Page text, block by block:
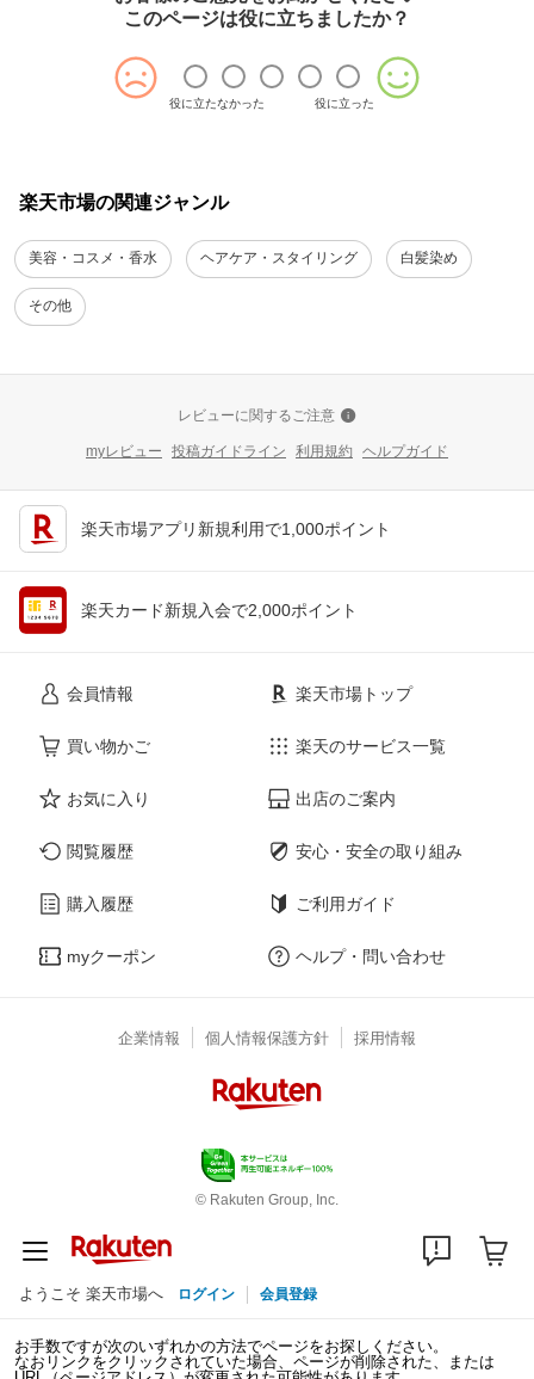
おすすめです！このページは役に立ちましたか？
役に立たなかった 役に立った
楽天市場の関連ジャンル
美容・コスメ・香水 ヘアケア・スタイリング 白髪染め
その他
レビューに関するご注意
myレビュー 投稿ガイドライン 利用規約 ヘルプガイド
楽天市場アプリ新規利用で1,000ポイント
楽天カード新規入会で2,000ポイント
会員情報
買い物かご
お気に入り
閲覧履歴
購入履歴
myクーポン
楽天市場トップ
楽天のサービス一覧
出店のご案内
安心・安全の取り組み
ご利用ガイド
ヘルプ・問い合わせ
企業情報 個人情報保護方針 採用情報
© Rakuten Group, Inc.
ようこそ 楽天市場へ ログイン 会員登録
お手数ですが次のいずれかの方法でページをお探しください。
なおリンクをクリックされていた場合、ページが削除された、または